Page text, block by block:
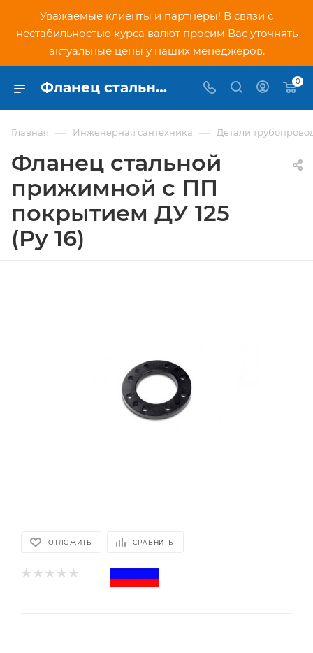
Уважаемые клиенты и партнеры! В связи с
нестабильностью курса валют просим Вас уточнять
актуальные цены у наших менеджеров.
Фланец стальной прижимной c ПП покрытием ДУ 125 (Ру 16) - купить по низкой цене в Москве, интернет-магазин PNDtech.ru 0
Главная — Инженерная сантехника — Детали
Фланец стальной
прижимной c ПП
покрытием ДУ 125
(Ру 16)
ОТЛОЖИТЬ СРАВНИТЬ